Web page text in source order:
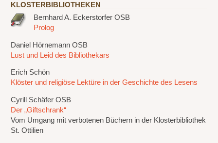
KLOSTERBIBLIOTHEKEN
Bernhard A. Eckerstorfer OSB
Prolog
Daniel Hörnemann OSB
Lust und Leid des Bibliothekars
Erich Schön
Klöster und religiöse Lektüre in der Geschichte des Lesens
Cyrill Schäfer OSB
Der „Giftschrank“
Vom Umgang mit verbotenen Büchern in der Klosterbibliothek
St. Ottilien